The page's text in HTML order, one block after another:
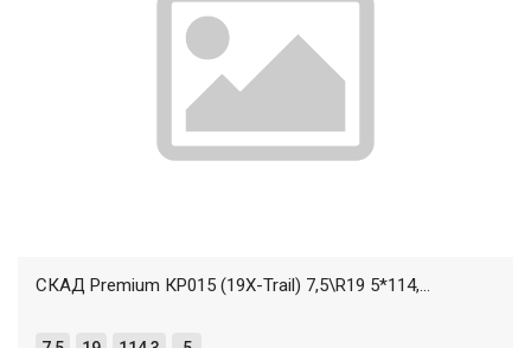
СКАД Premium КР015 (19X-Trail) 7,5\R19 5*114,...